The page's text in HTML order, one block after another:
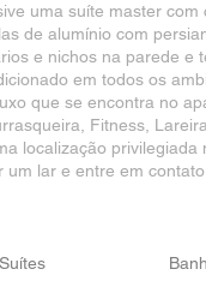
uma suíte master
de alumínio com
e nichos na parede
em todos os
que se encontra no
Fitness,
localização privilegiada
lar e entre em
Suítes